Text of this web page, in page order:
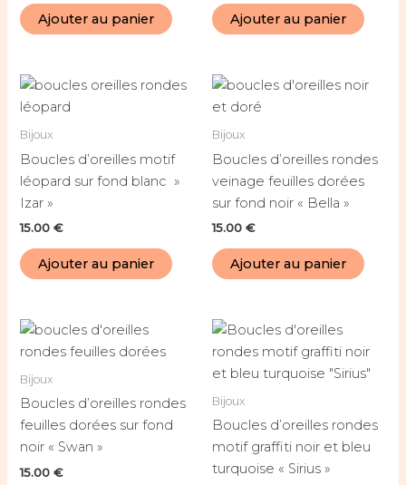
Ajouter au panier Ajouter au panier
Bijoux
Boucles d’oreilles motif
léopard sur fond blanc »
Izar »
15.00€
Ajouter au panier
Bijoux
Boucles d’oreilles rondes
veinage feuilles dorées
sur fond noir « Bella »
15.00 €
Ajouter au panier
Bijoux
Boucles d’oreilles rondes
feuilles dorées sur fond
noir « Swan »
15.00€
Bijoux
Boucles d’oreilles rondes
motif graffiti noir et bleu
turquoise « Sirius »